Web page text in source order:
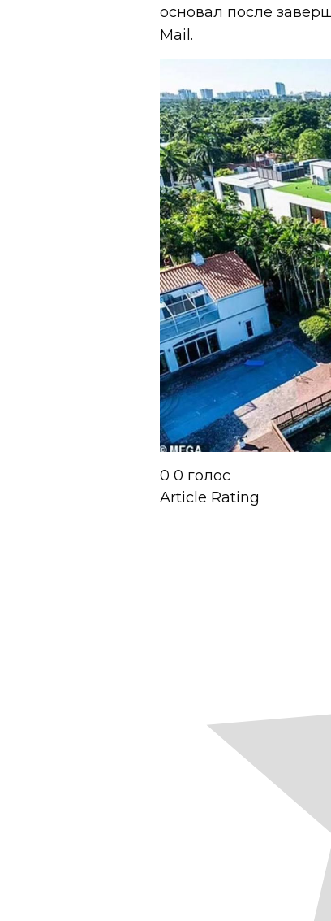
основал после
Mail.
0 0 голос
Article Rating